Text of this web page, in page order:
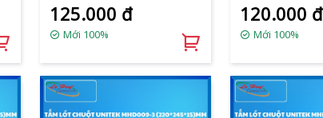
125.000 đ
Mới 100%
120.000 đ
Mới 100%